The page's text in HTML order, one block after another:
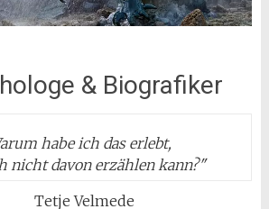
& Biografiker
habe ich das erlebt,
nicht davon erzählen kann?"
Tetje Velmede